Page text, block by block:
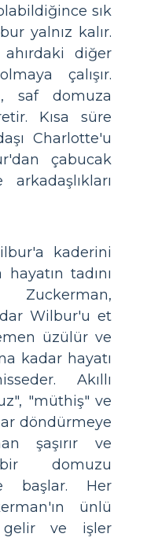
sık
yalnız kalır.
diğer
çalışır.
saf domuza
Kısa süre
Charlotte'u
çabucak
kaderini
tadını
Wilbur'u et
üzülür ve
kadar hayatı
Akıllı
"müthiş" ve
döndürmeye
şaşırır ve
domuzu
başlar. Her
ünlü
gelir ve işler